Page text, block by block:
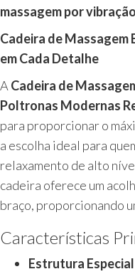
massagem por
Cadeira de Massagem
em Cada Detalhe
A Cadeira de
Poltronas Modernas
para proporcionar o
a escolha ideal para
relaxamento de alto
cadeira oferece um
braço, proporcionando
Características
Estrutura